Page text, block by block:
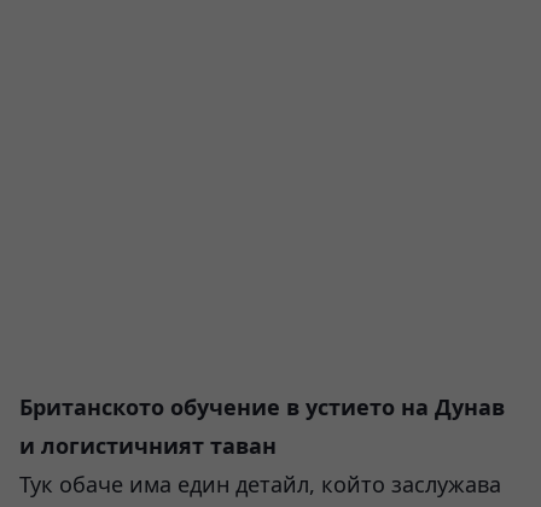
Британското обучение в устието на Дунав
и логистичният таван
Тук обаче има един детайл, който заслужава